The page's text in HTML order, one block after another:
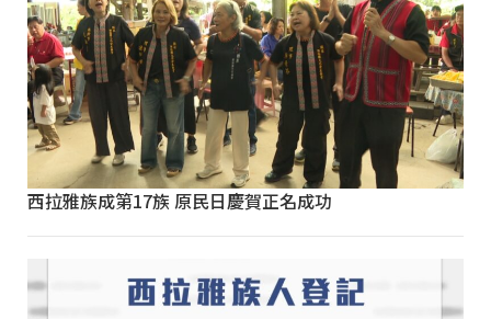
西拉雅族成第17族 原民日慶賀正名成功